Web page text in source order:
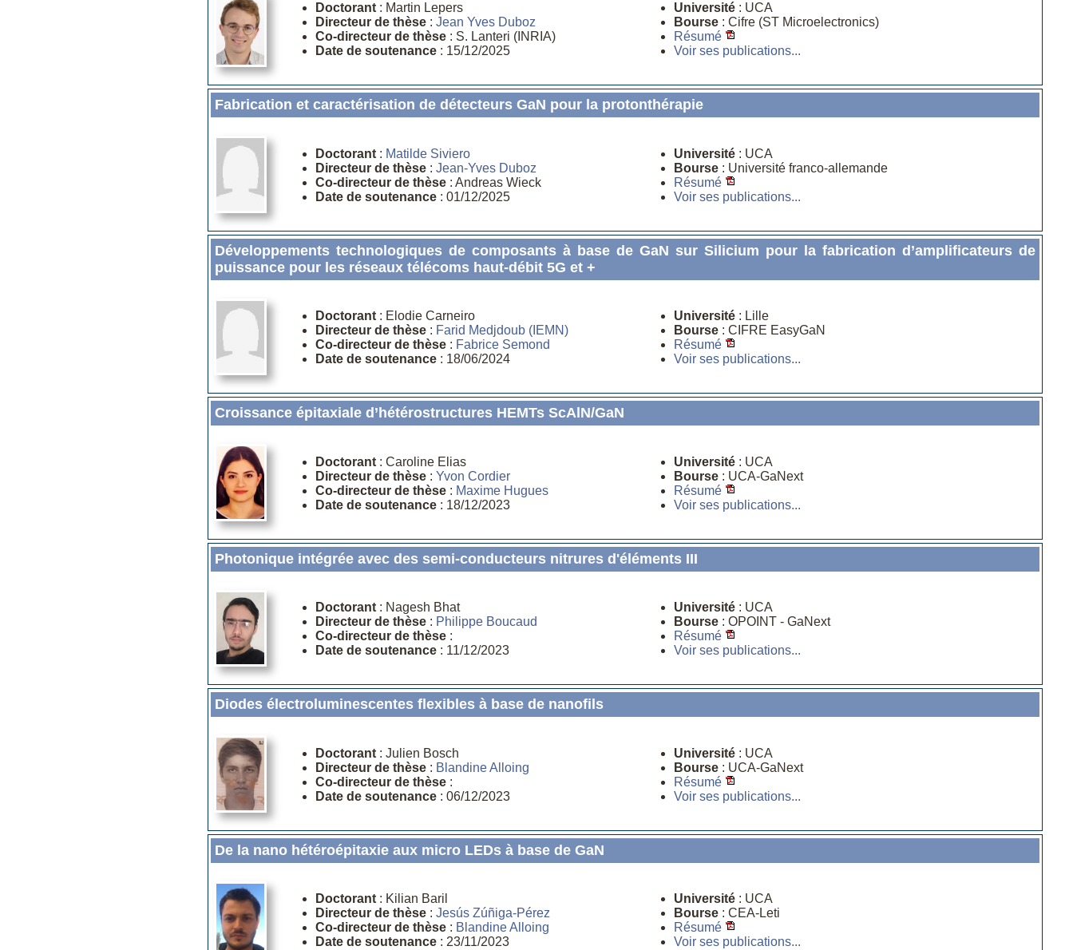
Doctorant : Martin Lepers
Directeur de thèse : Jean Yves Duboz
Co-directeur de thèse : S. Lanteri (INRIA)
Date de soutenance : 15/12/2025
Université : UCA
Bourse : Cifre (ST Microelectronics)
Résumé
Voir ses publications...
Fabrication et caractérisation de détecteurs GaN pour la protonthérapie
Doctorant : Matilde Siviero
Directeur de thèse : Jean-Yves Duboz
Co-directeur de thèse : Andreas Wieck
Date de soutenance : 01/12/2025
Université : UCA
Bourse : Université franco-allemande
Résumé
Voir ses publications...
Développements technologiques de composants à base de GaN sur Silicium pour la fabrication d’amplificateurs de
puissance pour les réseaux télécoms haut-débit 5G et +
Doctorant : Elodie Carneiro
Directeur de thèse : Farid Medjdoub (IEMN)
Co-directeur de thèse : Fabrice Semond
Date de soutenance : 18/06/2024
Université : Lille
Bourse : CIFRE EasyGaN
Résumé
Voir ses publications...
Croissance épitaxiale d’hétérostructures HEMTs ScAlN/GaN
Doctorant : Caroline Elias
Directeur de thèse : Yvon Cordier
Co-directeur de thèse : Maxime Hugues
Date de soutenance : 18/12/2023
Université : UCA
Bourse : UCA-GaNext
Résumé
Voir ses publications...
Photonique intégrée avec des semi-conducteurs nitrures d'éléments III
Doctorant : Nagesh Bhat
Directeur de thèse : Philippe Boucaud
Co-directeur de thèse :
Date de soutenance : 11/12/2023
Université : UCA
Bourse : OPOINT - GaNext
Résumé
Voir ses publications...
Diodes électroluminescentes flexibles à base de nanofils
Doctorant : Julien Bosch
Directeur de thèse : Blandine Alloing
Co-directeur de thèse :
Date de soutenance : 06/12/2023
Université : UCA
Bourse : UCA-GaNext
Résumé
Voir ses publications...
De la nano hétéroépitaxie aux micro LEDs à base de GaN
Doctorant : Kilian Baril
Directeur de thèse : Jesús Zúñiga-Pérez
Co-directeur de thèse : Blandine Alloing
Date de soutenance : 23/11/2023
Université : UCA
Bourse : CEA-Leti
Résumé
Voir ses publications...